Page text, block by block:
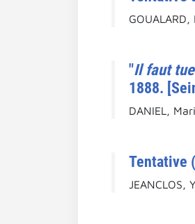
"Il faut
1888.
DANIEL,
Tentative
JEANCLOS,